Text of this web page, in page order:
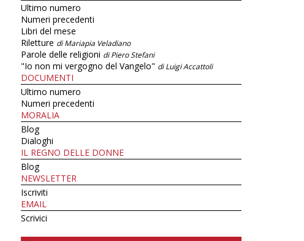
Ultimo numero
Numeri precedenti
Libri del mese
Riletture di Mariapia Veladiano
Parole delle religioni di Piero Stefani
"Io non mi vergogno del Vangelo" di Luigi Accattoli
DOCUMENTI
Ultimo numero
Numeri precedenti
MORALIA
Blog
Dialoghi
IL REGNO DELLE DONNE
Blog
NEWSLETTER
Iscriviti
EMAIL
Scrivici